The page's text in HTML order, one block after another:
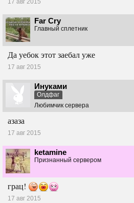
17 авг 2015
Far Cry
Главный сплетник
Да уебок этот заебал уже
17 авг 2015
Инуками
Олдфаг
Любимчик сервера
азаза
17 авг 2015
ketamine
Признанный сервером
грац!
17 авг 2015